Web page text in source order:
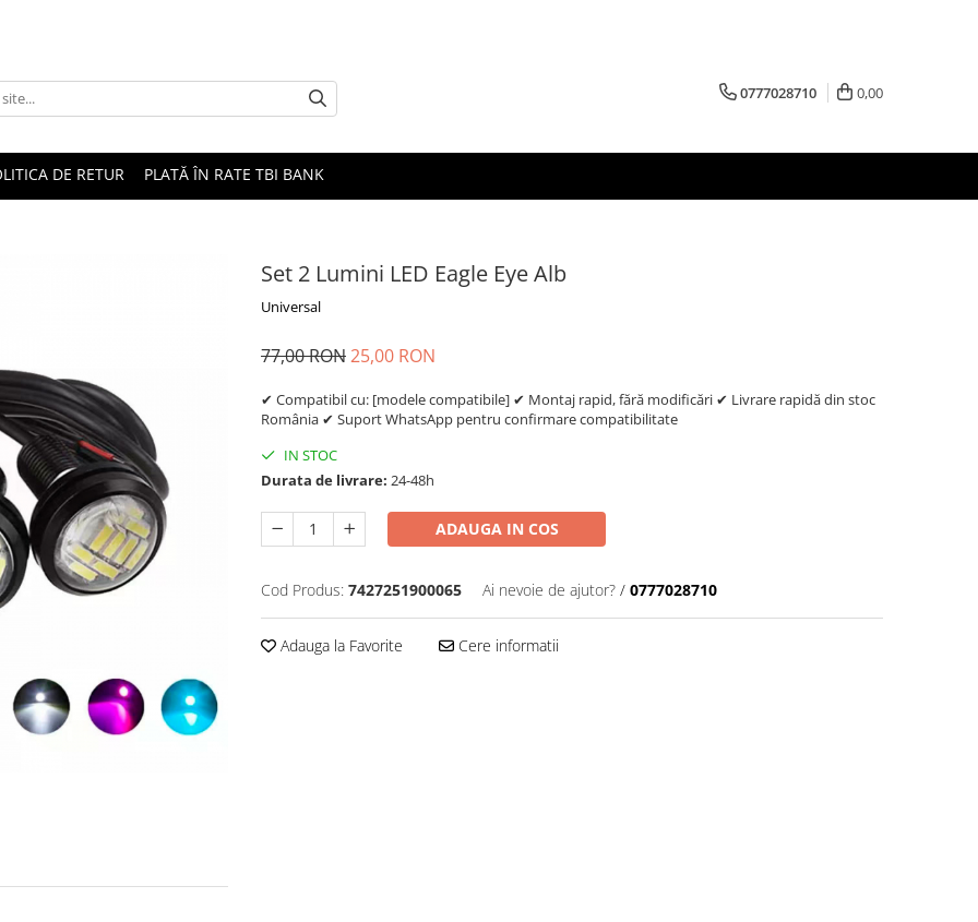
0777028710 0,00
DE RETUR PLATĂ ÎN RATE TBI BANK
Set 2 Lumini LED Eagle Eye Alb
Universal
77,00 RON25,00 RON
✔ Compatibil cu: [modele compatibile] ✔ Montaj rapid, fără modificări ✔ Livrare rapidă din stoc
România ✔ Suport WhatsApp pentru confirmare compatibilitate
IN STOC
Durata de livrare: 24-48h
ADAUGA IN COS
Cod Produs: 7427251900065 Ai nevoie de ajutor? / 0777028710
Adauga la Favorite Cere informatii